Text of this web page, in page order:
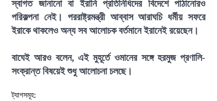
স্বাগত জানানো বা ইরানি প্রতিনিধিদের বিদেশে পাঠানোরও
পরিকল্পনা নেই। পররাষ্ট্রমন্ত্রী আব্বাস আরাঘচি ধর্মীয় সফরে
ইরাকে থাকলেও অন্য সব আলোচক বর্তমানে ইরানেই রয়েছেন।
বাঘেই আরও বলেন, এই মুহূর্তে ওমানের সঙ্গে হরমুজ প্রণালি-
সংক্রান্ত বিষয়েই শুধু আলোচনা চলছে।
ট্যাগসমূহ: